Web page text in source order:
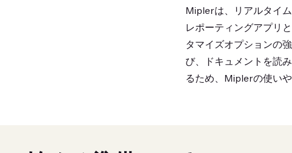
Miplerは、リアルタイ
レポーティングアプリ
タマイズオプションの
び、ドキュメントを読
るため、Miplerの使い